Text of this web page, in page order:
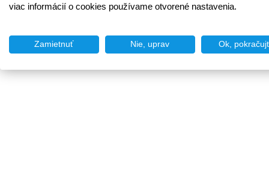
viac informácií o cookies používame otvorené nastavenia.
Zamietnuť Nie, uprav Ok,